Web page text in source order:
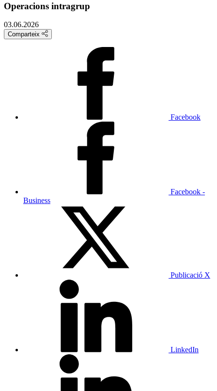
Operacions intragrup
03.06.2026
Comparteix
Facebook
Facebook -
Business
Publicació X
LinkedIn